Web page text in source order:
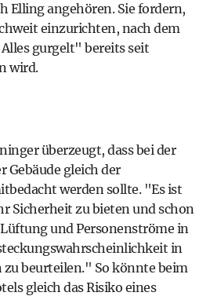
Elling angehören. Sie fordern,
einzurichten, nach dem
gurgelt" bereits seit
wird.
überzeugt, dass bei der
Gebäude gleich der
werden sollte. "Es ist
Sicherheit zu bieten und schon
und Personenströme in
in
zu beurteilen." So könnte beim
gleich das Risiko eines